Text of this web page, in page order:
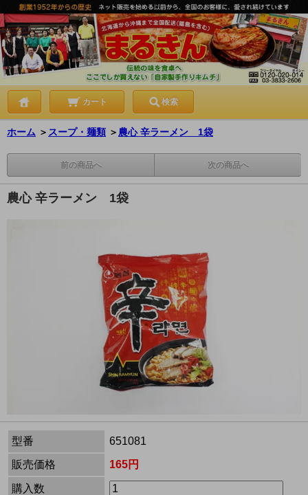
カート 検索
ホーム ＞ スープ・麺類 ＞ 農心 辛ラーメン 1袋
前の商品へ 次の商品へ
農心 辛ラーメン 1袋
型番
651081
販売価格
165円
購入数